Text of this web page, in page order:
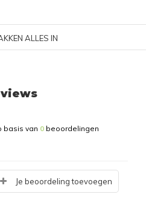
ALLES IN
basis van 0 beoordelingen
Je beoordeling toevoegen